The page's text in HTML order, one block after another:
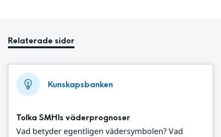
Relaterade sidor
Kunskapsbanken
Tolka SMHIs väderprognoser
Vad betyder egentligen vädersymbolen? Vad